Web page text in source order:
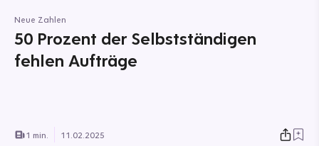
Neue Zahlen
50 Prozent der Selbstständigen
fehlen Aufträge
1 min. 11.02.2025